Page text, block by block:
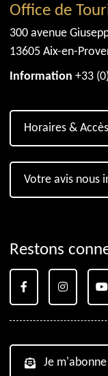
Office de
300 avenue
13605 Aix-en-
Information +33
Horaires & Accès
Votre avis nous
Restons
Je